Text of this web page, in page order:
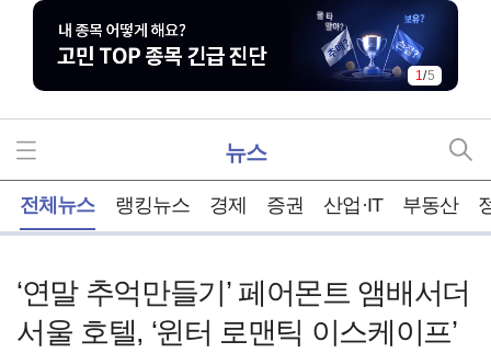
1/5
뉴스
전체뉴스 랭킹뉴스 경제 증권 산업·IT 부동산
‘연말 추억만들기’ 페어몬트 앰배서더
서울 호텔, ‘윈터 로맨틱 이스케이프’